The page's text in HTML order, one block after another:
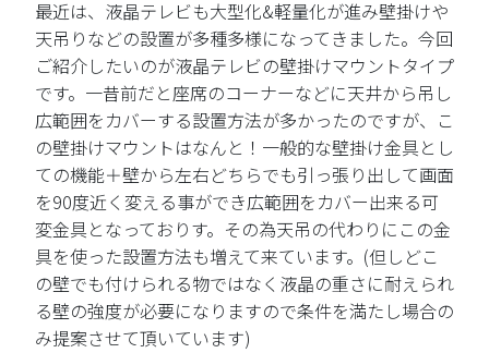
最近は、液晶テレビも大型化&軽量化が進み壁掛けや
天吊りなどの設置が多種多様になってきました。今回
ご紹介したいのが液晶テレビの壁掛けマウントタイプ
です。一昔前だと座席のコーナーなどに天井から吊し
広範囲をカバーする設置方法が多かったのですが、こ
の壁掛けマウントはなんと！一般的な壁掛け金具とし
ての機能＋壁から左右どちらでも引っ張り出して画面
を90度近く変える事ができ広範囲をカバー出来る可
変金具となっておりす。その為天吊の代わりにこの金
具を使った設置方法も増えて来ています。(但しどこ
の壁でも付けられる物ではなく液晶の重さに耐えられ
る壁の強度が必要になりますので条件を満たし場合の
み提案させて頂いています)